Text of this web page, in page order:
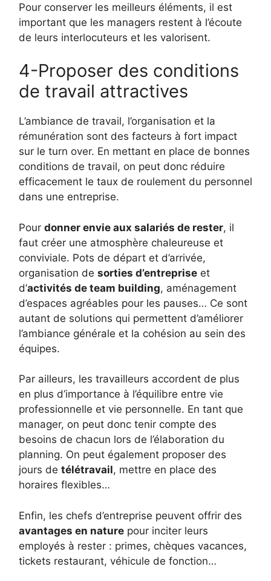
Pour conserver les meilleurs éléments, il est
important que les managers restent à l’écoute
de leurs interlocuteurs et les valorisent.
4-Proposer des conditions
de travail attractives
L’ambiance de travail, l’organisation et la
rémunération sont des facteurs à fort impact
sur le turn over. En mettant en place de bonnes
conditions de travail, on peut donc réduire
efficacement le taux de roulement du personnel
dans une entreprise.
Pour donner envie aux salariés de rester, il
faut créer une atmosphère chaleureuse et
conviviale. Pots de départ et d’arrivée,
organisation de sorties d’entreprise et
d’activités de team building, aménagement
d’espaces agréables pour les pauses… Ce sont
autant de solutions qui permettent d’améliorer
l’ambiance générale et la cohésion au sein des
équipes.
Par ailleurs, les travailleurs accordent de plus
en plus d’importance à l’équilibre entre vie
professionnelle et vie personnelle. En tant que
manager, on peut donc tenir compte des
besoins de chacun lors de l’élaboration du
planning. On peut également proposer des
jours de télétravail, mettre en place des
horaires flexibles…
Enfin, les chefs d’entreprise peuvent offrir des
avantages en nature pour inciter leurs
employés à rester : primes, chèques vacances,
tickets restaurant, véhicule de fonction…